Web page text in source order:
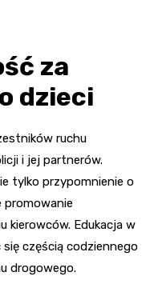
za
dzieci
ruchu
i jej partnerów.
tylko przypomnienie o
promowanie
kierowców. Edukacja w
częścią codziennego
drogowego.